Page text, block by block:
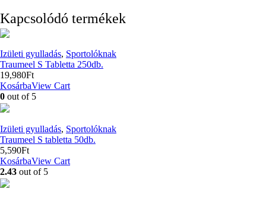
Kapcsolódó termékek
Izületi gyulladás, Sportolóknak
Traumeel S Tabletta 250db.
19,980Ft
KosárbaView Cart
0 out of 5
Izületi gyulladás, Sportolóknak
Traumeel S tabletta 50db.
5,590Ft
KosárbaView Cart
2.43 out of 5